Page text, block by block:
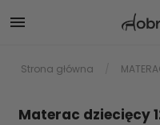

Strona główna
Materac dziecięcy